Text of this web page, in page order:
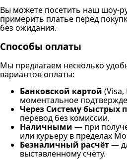
Вы можете посетить наш шоу-
примерить платье перед
без ожидания.
Способы оплаты
Мы предлагаем несколько
вариантов оплаты:
Банковской картой
моментальное
Через Систему быстрых
перевод без комиссии.
Наличными — при
или курьеру в пределах
Безналичный расчёт—
выставленному счёту.